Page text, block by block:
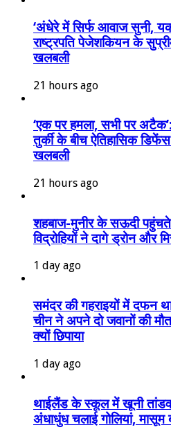
‘अंधेरे में सिर्फ आवाज सुनी,
राष्ट्रपति पेजेशकियन के
खलबली
21 hours ago
‘एक पर हमला, सभी पर
तुर्की के बीच ऐतिहासिक
खलबली
21 hours ago
शहबाज-मुनीर के सऊदी पहुंचते
विद्रोहियों ने दागे ड्रोन और
1 day ago
समंदर की गहराइयों में दफन
चीन ने अपने दो जवानों की
क्यों छिपाया
1 day ago
थाईलैंड के स्कूल में खूनी
अंधाधुंध चलाई गोलियां, मासूम